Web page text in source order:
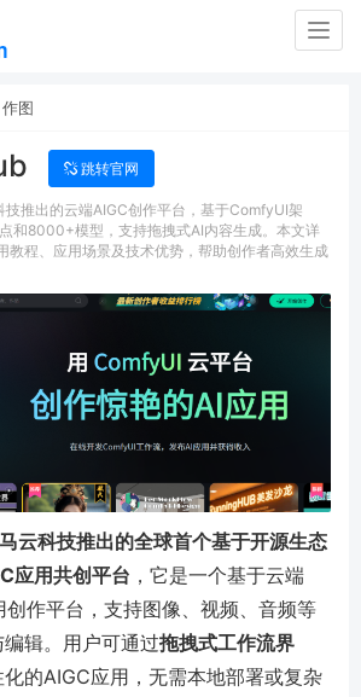
图
跳转官网
推出的云端AIGC创作平台，基于ComfyUI架
和8000+模型，支持拖拽式AI内容生成。本文详
教程、应用场景及技术优势，帮助创作者高效生成
云科技推出的全球首个基于开源生态
应用共创平台 ，它是一个基于云端
作平台，支持图像、视频、音频等
辑。用户可通过拖拽式工作流界
化的AIGC应用，无需本地部署或复杂